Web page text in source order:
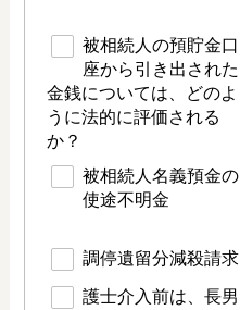
被相続人の預貯金口
座から引き出された
金銭については、どのよ
うに法的に評価される
か？
被相続人名義預金の
使途不明金
調停遺留分減殺請求
護士介入前は、長男